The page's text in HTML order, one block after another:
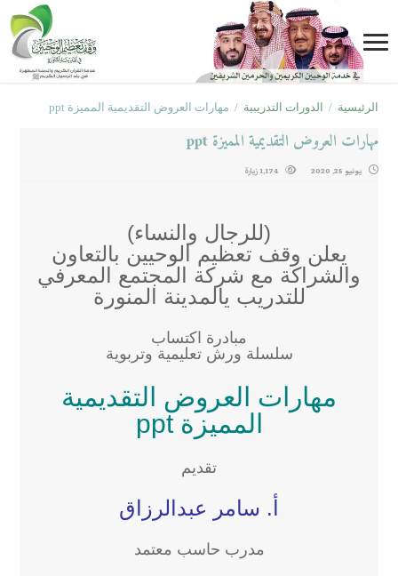
الرئيسية / الدورات التدريبية / مهارات العروض التقديمية المميزة ppt
مهارات العروض التقديمية المميزة ppt
يونيو 25, 2020 1,174 زيارة
(للرجال والنساء)
يعلن وقف تعظيم الوحيين بالتعاون
والشراكة مع شركة المجتمع المعرفي
للتدريب يالمدينة المنورة
مبادرة اكتساب
سلسلة ورش تعليمية وتربوية
مهارات العروض التقديمية
المميزة ppt
تقديم
أ. سامر عبدالرزاق
مدرب حاسب معتمد